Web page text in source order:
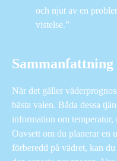
och njut av en
vistelse.”
Sammanfattning
När det gäller
bästa valen. Båda dessa
information om
Oavsett om du planerar en
förberedd på vädret, kan